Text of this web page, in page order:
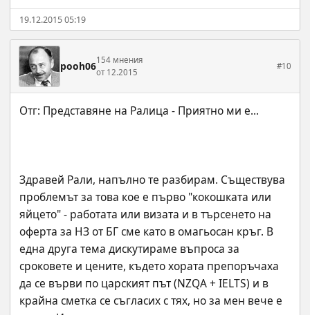
19.12.2015 05:19
pooh06154 мнения
от 12.2015
#10
Здравей Рали, напълно те разбирам. Съществува
проблемът за това кое е първо "кокошката или
яйцето" - работата или визата и в търсенето на
оферта за НЗ от БГ сме като в омагьосан кръг. В
една друга тема дискутираме въпроса за
сроковете и цените, където хората препоръчаха
да се върви по царският път (NZQA + IELTS) и в
крайна сметка се съгласих с тях, но за мен вече е